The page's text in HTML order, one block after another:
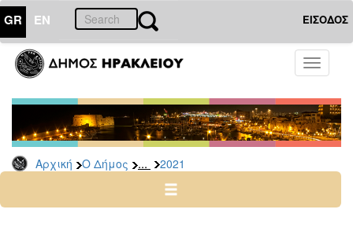
GR EN ΕΙΣΟΔΟΣ
Toggle
Αρχική Ο Δήμος ... 2021
ΔΗΜΟΣ
Δελτία
Τύπου
Αρχείο
2026
2024